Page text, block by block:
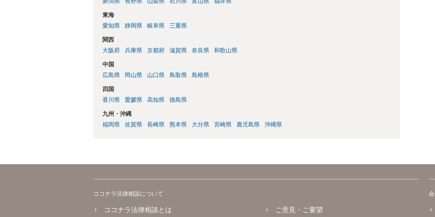
東海
愛知県
静岡県 岐阜県 三重県
関西
大阪府
兵庫県 京都府 滋賀県 奈良県 和歌山県
中国
広島県
岡山県 山口県 鳥取県 島根県
四国
香川県
愛媛県 高知県 徳島県
九州・沖縄
福岡県
佐賀県 長崎県 熊本県 大分県 宮崎県 鹿児島県 沖縄県
ココナラ法律相談について
ココナラ法律相談とは ご意見・ご要望